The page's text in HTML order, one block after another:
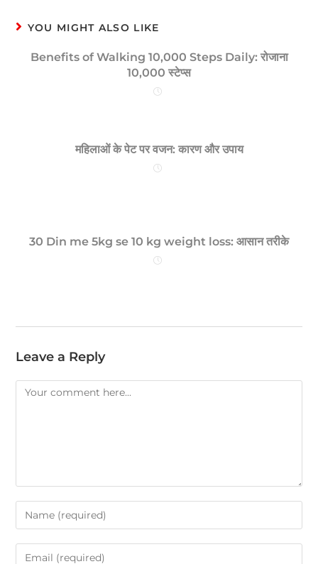
YOU MIGHT ALSO LIKE
Benefits of Walking 10,000 Steps Daily: रोजाना
10,000 स्टेप्स
महिलाओं के पेट पर वजन: कारण और उपाय
30 Din me 5kg se 10 kg weight loss: आसान तरीके
Leave a Reply